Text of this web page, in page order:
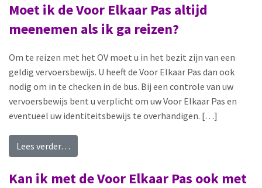
Moet ik de Voor Elkaar Pas altijd
meenemen als ik ga reizen?
Om te reizen met het OV moet u in het bezit zijn van een
geldig vervoersbewijs. U heeft de Voor Elkaar Pas dan ook
nodig om in te checken in de bus. Bij een controle van uw
vervoersbewijs bent u verplicht om uw Voor Elkaar Pas en
eventueel uw identiteitsbewijs te overhandigen. […]
Lees verder…
Kan ik met de Voor Elkaar Pas ook met